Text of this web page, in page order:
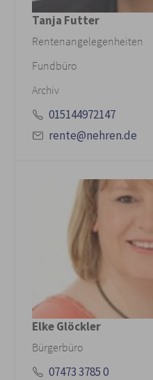
Tanja Futter
Rentenangelegenheiten
Fundbüro
Archiv
015144972147
rente@nehren.de
Elke Glöckler
Bürgerbüro
07473 3785 0